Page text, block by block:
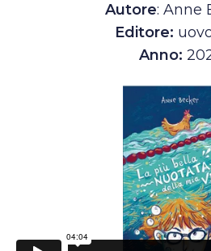
Autore: Anne
Editore:
Anno: